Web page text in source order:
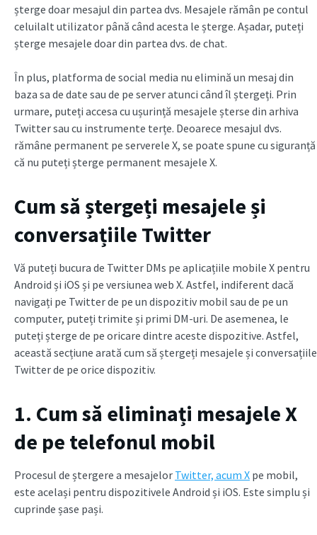
șterge doar mesajul din partea dvs. Mesajele rămân pe contul
celuilalt utilizator până când acesta le șterge. Așadar, puteți
șterge mesajele doar din partea dvs. de chat.
În plus, platforma de social media nu elimină un mesaj din
baza sa de date sau de pe server atunci când îl ștergeți. Prin
urmare, puteți accesa cu ușurință mesajele șterse din arhiva
Twitter sau cu instrumente terțe. Deoarece mesajul dvs.
rămâne permanent pe serverele X, se poate spune cu siguranță
că nu puteți șterge permanent mesajele X.
Cum să ștergeți mesajele și
conversațiile Twitter
Vă puteți bucura de Twitter DMs pe aplicațiile mobile X pentru
Android și iOS și pe versiunea web X. Astfel, indiferent dacă
navigați pe Twitter de pe un dispozitiv mobil sau de pe un
computer, puteți trimite și primi DM-uri. De asemenea, le
puteți șterge de pe oricare dintre aceste dispozitive. Astfel,
această secțiune arată cum să ștergeți mesajele și conversațiile
Twitter de pe orice dispozitiv.
1. Cum să eliminați mesajele X
de pe telefonul mobil
Procesul de ștergere a mesajelor Twitter, acum X pe mobil,
este același pentru dispozitivele Android și iOS. Este simplu și
cuprinde șase pași.